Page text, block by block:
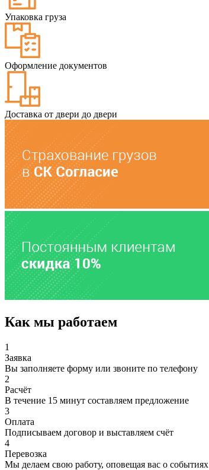
Упаковка груза
Оформление документов
Доставка от двери до двери
Как мы работаем
1
Заявка
Вы заполняете форму или звоните по телефону
2
Расчёт
В течение 15 минут составляем предложение
3
Оплата
Подписываем договор и выставляем счёт
4
Перевозка
Мы делаем свою работу, оповещая вас о событиях